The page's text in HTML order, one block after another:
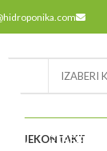
ODABERITE
KONTAKT